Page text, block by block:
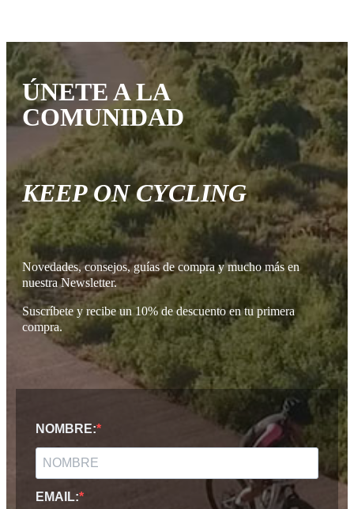
ÚNETE A LA
COMUNIDAD
KEEP ON CYCLING
Novedades, consejos, guías de compra y mucho más en
nuestra Newsletter.
Suscríbete y recibe un 10% de descuento en tu primera
compra.
NOMBRE:
EMAIL: